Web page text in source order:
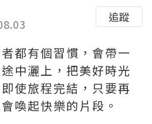
追蹤
都有個習慣，會帶一
中灑上，把美好時光
使旅程完結，只要再
喚起快樂的片段。